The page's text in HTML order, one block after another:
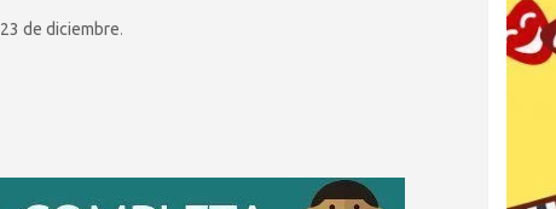
23 de diciembre.